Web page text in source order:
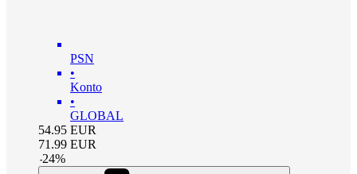
PSN
•
Konto
•
GLOBAL
54.95 EUR
71.99 EUR
-24%